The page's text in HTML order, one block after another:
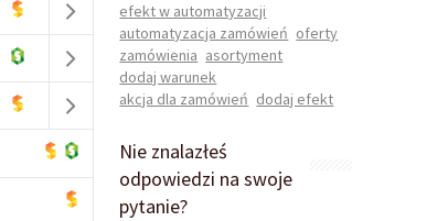
efekt w automatyzacji
automatyzacja zamówień oferty
zamówienia asortyment
dodaj warunek
akcja dla zamówień dodaj efekt
Nie znalazłeś
odpowiedzi na swoje
pytanie?